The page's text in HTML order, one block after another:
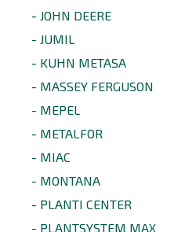
- JOHN DEERE
- JUMIL
- KUHN METASA
- MASSEY FERGUSON
- MEPEL
- METALFOR
- MIAC
- MONTANA
- PLANTI CENTER
- PLANTSYSTEM MAX